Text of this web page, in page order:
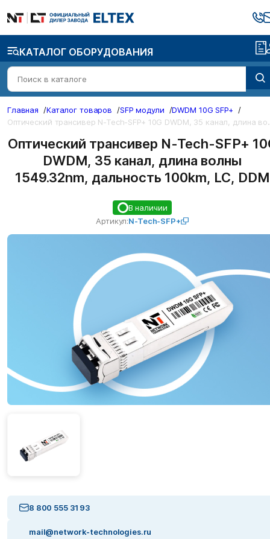
КАТАЛОГ ОБОРУДОВАНИЯ
Главная /Каталог товаров /SFP модули /DWDM 10G SFP+ /
ический
Оптический трансивер N-Tech-SFP+
DWDM, 35 канал, длина волны
1549.32nm, дальность 100km, LC, DDM
В наличии
Артикул:N-Tech-SFP+
8 800 555 31 93
mail@network-technologies.ru